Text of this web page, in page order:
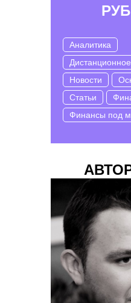
Аналитика
Новости
Статьи
Финансы под